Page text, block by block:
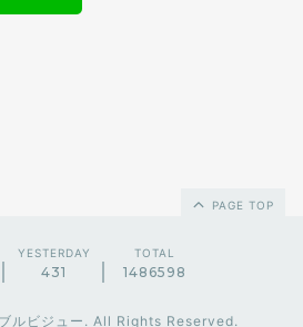
PAGE TOP
YESTERDAY
431
TOTAL
1486598
ルビジュー. All Rights Reserved.